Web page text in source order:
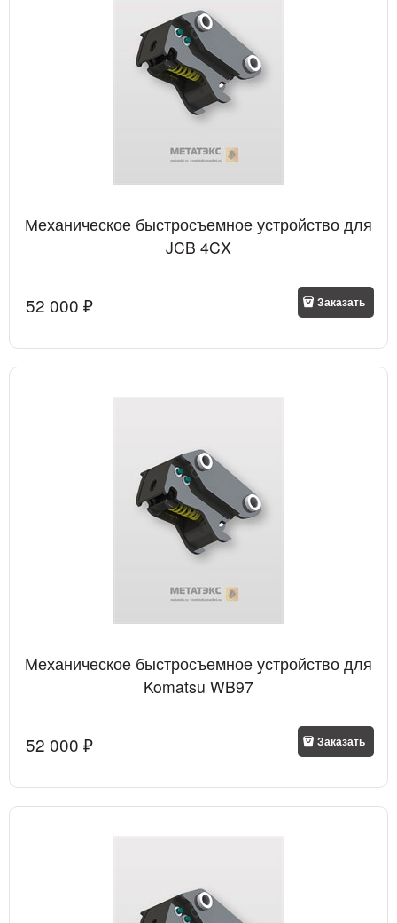
Механическое быстросъемное устройство для
JCB 4CX
52 000 ₽ Заказать
Механическое быстросъемное устройство для
Komatsu WB97
52 000 ₽ Заказать